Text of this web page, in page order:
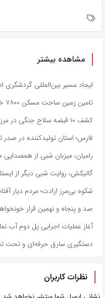
مشاهده بیشتر
ایجاد مسیر بین‌المللی گردشگری
تامین زمین ساخت مسکن ۷۸۰۰ خانوار مازندرانی
کشف ۱۰ قبضه سلاح جنگی در مرزهای سیستان وبلوچستان
فارس؛ استان تولیدکننده در صدر
رامیان، میزبان شبی از همصدایی
گالیکش، روایت شبی دیگر از
شکوه بی‌مرز ارادت؛ مردم دیار
صد و پنجاه و نهمین قرار
آغاز عملیات اجرایی پل دوم آب
دستگیری سارق حرفه‌ای و تحت
نظرات کاربران